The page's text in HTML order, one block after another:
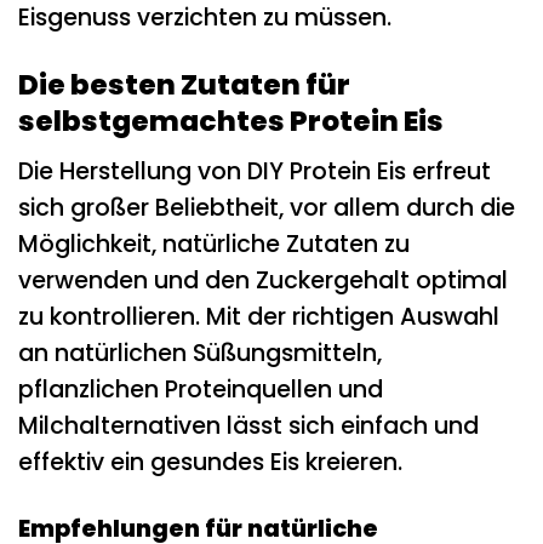
Eisgenuss verzichten zu müssen.
Die besten Zutaten für
selbstgemachtes Protein Eis
Die Herstellung von DIY Protein Eis erfreut
sich großer Beliebtheit, vor allem durch die
Möglichkeit, natürliche Zutaten zu
verwenden und den Zuckergehalt optimal
zu kontrollieren. Mit der richtigen Auswahl
an natürlichen Süßungsmitteln,
pflanzlichen Proteinquellen und
Milchalternativen lässt sich einfach und
effektiv ein gesundes Eis kreieren.
Empfehlungen für natürliche